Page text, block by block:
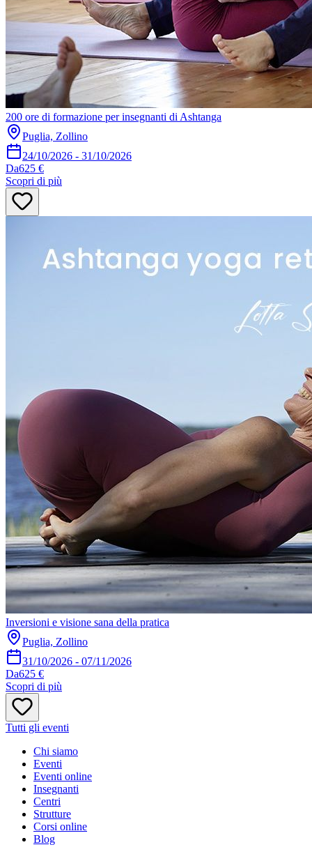
200 ore di formazione per insegnanti di Ashtanga
Puglia, Zollino
24/10/2026 - 31/10/2026
Da625 €
Scopri di più
Inversioni e visione sana della pratica
Puglia, Zollino
31/10/2026 - 07/11/2026
Da625 €
Scopri di più
Tutti gli eventi
Chi siamo
Eventi
Eventi online
Insegnanti
Centri
Strutture
Corsi online
Blog